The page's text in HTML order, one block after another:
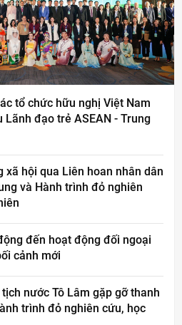
tổ chức hữu nghị Việt Nam
Lãnh đạo trẻ ASEAN - Trung
xã hội qua Liên hoan nhân dân
và Hành trình đỏ nghiên
đến hoạt động đối ngoại
cảnh mới
nước Tô Lâm gặp gỡ thanh
trình đỏ nghiên cứu, học